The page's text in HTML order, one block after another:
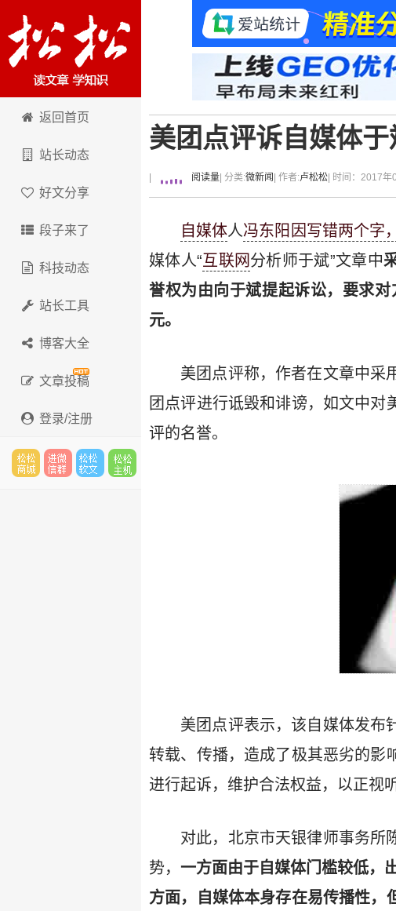
卢松松博客
返回首页
站长动态
好文分享
段子来了
科技动态
站长工具
博客大全
文章投稿
登录/注册
美团点评诉自媒体
阅读量 | 分类:微新闻 | 作者:卢松松 | 时间：2017
自媒体人冯东阳因写错两个字
媒体人“ 互联网 分析师于斌”文章中
誉权为由向于斌提起诉讼，要求
元。
美团点评称，作者在文章中采
团点评进行诋毁和诽谤，如文中
评的名誉。
美团点评表示，该自媒体发布
转载、传播，造成了极其恶劣的影
进行起诉，维护合法权益，以正视听
对此，北京市天银律师事务所
势，一方面由于自媒体门槛较低，
方面，自媒体本身存在易传播性，